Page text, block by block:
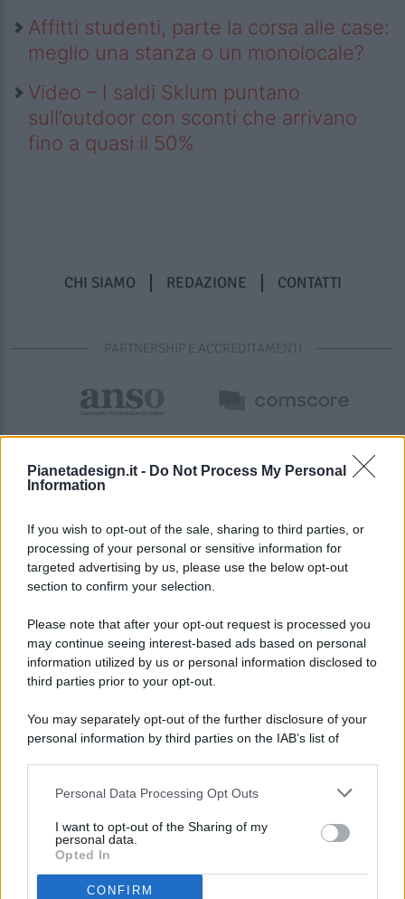
Pianetadesign.it - Do Not Process My Personal
Information
If you wish to opt-out of the sale, sharing to third parties, or
processing of your personal or sensitive information for
targeted advertising by us, please use the below opt-out
section to confirm your selection.
Please note that after your opt-out request is processed you
may continue seeing interest-based ads based on personal
information utilized by us or personal information disclosed to
third parties prior to your opt-out.
You may separately opt-out of the further disclosure of your
personal information by third parties on the IAB’s list of
This information may also be disclosed by us to third parties
disclose it to other third parties.
Personal Data Processing Opt Outs
I want to opt-out of the Sharing of my
personal data.
Opted In
CONFIRM
Affitti studenti, parte la corsa alle case:
meglio una stanza o un monolocale?
Video – I saldi Sklum puntano
sull’outdoor con sconti che arrivano
fino a quasi il 50%
CHI SIAMO REDAZIONE CONTATTI
PARTNERSHIP E ACCREDITAMENTI
© 2026 - Pianeta Design - P.IVA 04827280654 - Testata
Registrata Al Tribunale Di Nocera Inferiore N. 8/2020 - RG N.
ISCRIZIONE AL ROC N. 35792 – ISCRITTA ALL’ANSO
(ASSOCIAZIONE NAZIONALE STAMPA ONLINE)
PREFERENZE PRIVACY